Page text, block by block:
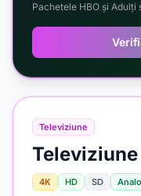
Televiziune
4K HD SD
Pachetele HBO și Adulți